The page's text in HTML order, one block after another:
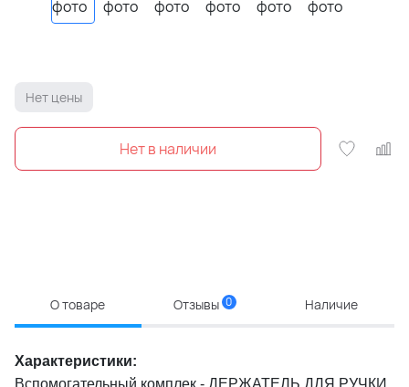
Нет цены
О товаре Отзывы 0 Наличие
Характеристики:
Вспомогательный комплек - ДЕРЖАТЕЛЬ ДЛЯ РУЧКИ